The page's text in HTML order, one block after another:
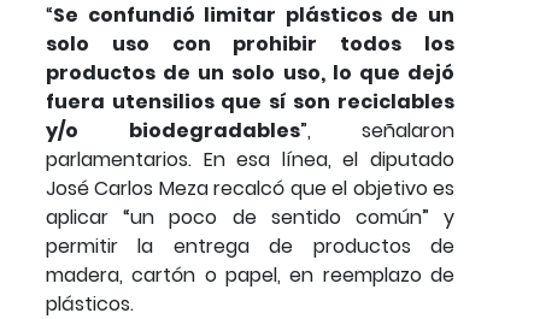
“Se confundió limitar plásticos de un
solo uso con prohibir todos los
productos de un solo uso, lo que dejó
fuera utensilios que sí son reciclables
y/o biodegradables”, señalaron
parlamentarios. En esa línea, el diputado
José Carlos Meza recalcó que el objetivo es
aplicar “un poco de sentido común” y
permitir la entrega de productos de
madera, cartón o papel, en reemplazo de
plásticos.